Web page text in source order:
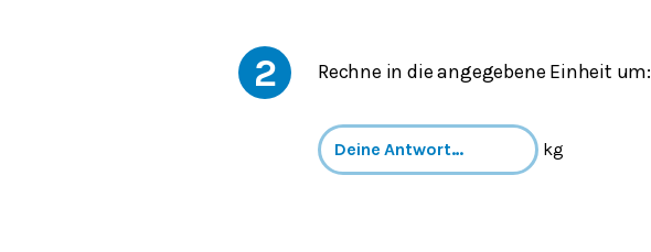
2 Rechne in die angegebene Einheit um:
kg